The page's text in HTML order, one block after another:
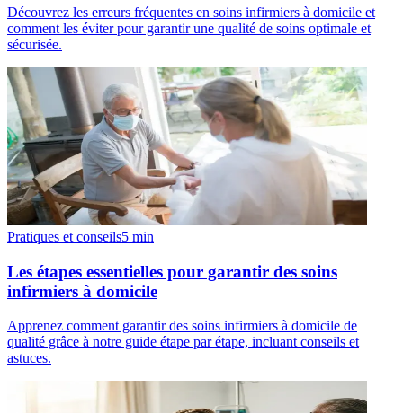
Découvrez les erreurs fréquentes en soins infirmiers à domicile et
comment les éviter pour garantir une qualité de soins optimale et
sécurisée.
Pratiques et conseils5 min
Les étapes essentielles pour garantir des soins
infirmiers à domicile
Apprenez comment garantir des soins infirmiers à domicile de
qualité grâce à notre guide étape par étape, incluant conseils et
astuces.